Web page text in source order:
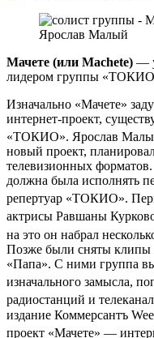
Ярослав Малый
Мачете (или Machete) —
лидером группы
Изначально «Мачете»
интернет-проект,
«ТОКИО». Ярослав
новый проект,
телевизионных
должна была исполнять
репертуар «ТОКИО».
актрисы Равшаны
на это он набрал
Позже были сняты клипы
«Папа». С ними группа
изначального замысла,
радиостанций и
издание Коммерсантъ
проект «Мачете» —